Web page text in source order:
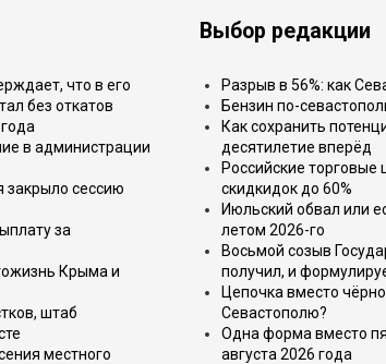
что в его
без откатов
в администрации
закрыло сессию
за
Крыма и
штаб
местного
Выбор редакции
Разрыв в 56%: как
Бензин по-
Как сохранить
десятилетие вперёд
Российские
скидкидок до 60%
Июльский обвал или
летом 2026-го
Восьмой созыв
получил, и
Цепочка вместо
Севастополю?
Одна форма вместо
августа 2026 года